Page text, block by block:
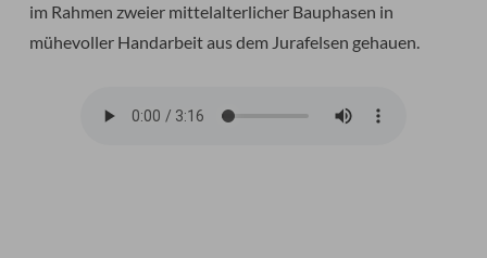
im Rahmen zweier mittelalterlicher Bauphasen in
mühevoller Handarbeit aus dem Jurafelsen gehauen.